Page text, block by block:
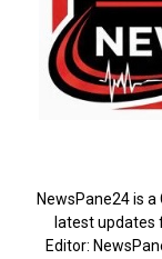
NewsPane24 is
latest updates
Editor: